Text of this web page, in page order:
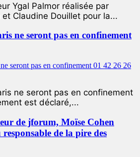
Ygal Palmor réalisée par
Claudine Douillet pour la...
ne seront pas en confinement
ne seront pas en confinement
est déclaré,...
de jforum, Moïse Cohen
responsable de la pire des